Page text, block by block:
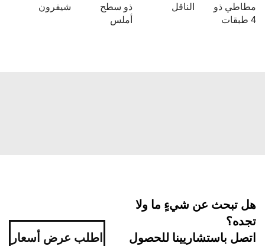
مطاطي ذو
4 طبقات
الناقل
ذو سطح
أملس
شيفرون
هل تبحث عن شيءٍ ما ولا
تجده؟
اتصل باستشاريينا للحصول
اطلب عرض أسعار